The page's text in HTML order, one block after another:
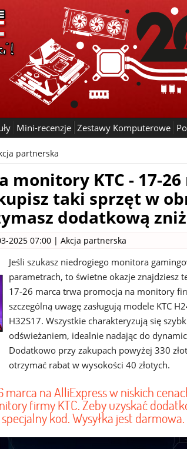
Mini-recenzje Zestawy Komputerowe
partnerska
monitory KTC - 17-
taki sprzęt w
dodatkową
2025 07:00 | Akcja partnerska
Jeśli szukasz niedrogiego monitora
parametrach, to świetne okazje znajdziesz
17-26 marca trwa promocja na monitory
szczególną uwagę zasługują modele KTC
H32S17. Wszystkie charakteryzują się
odświeżaniem, idealnie nadając do
Dodatkowo przy zakupach powyżej 330
otrzymać rabat w wysokości 40 złotych.
marca na AlliExpress w niskich
firmy KTC. Żeby uzyskać
kod. Wysyłka jest darmowa.